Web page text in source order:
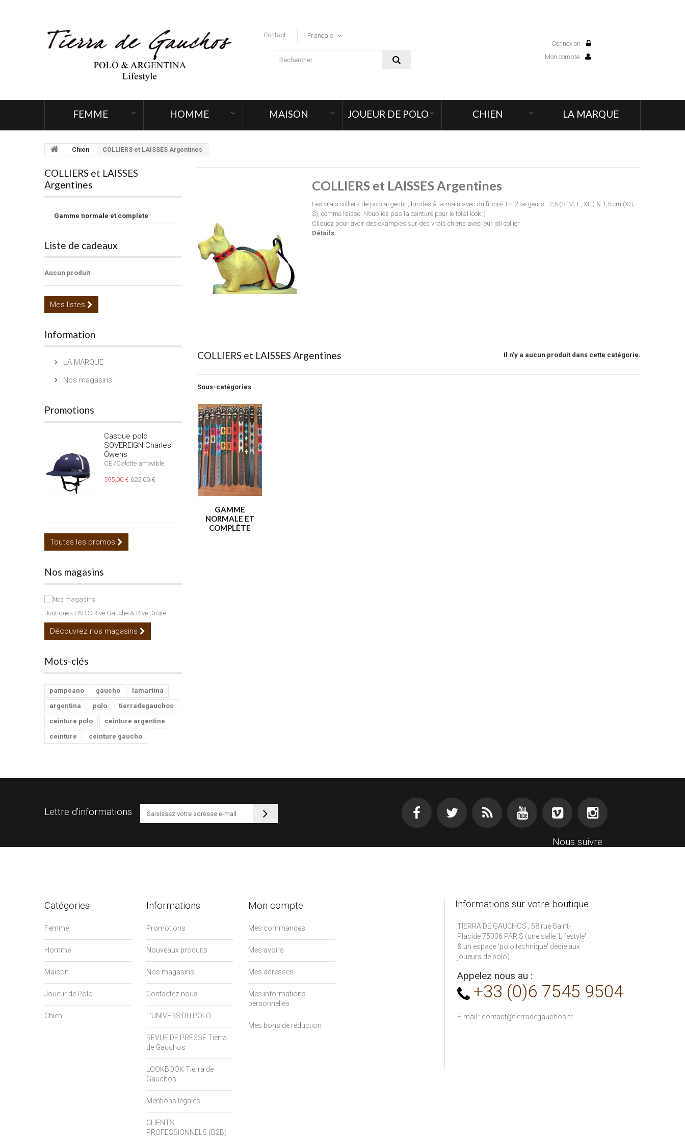
Connexion
Mon compte
Contact Français
FEMME HOMME MAISON JOUEUR DE POLO CHIEN LA MARQUE
Chien COLLIERS et LAISSES Argentines
COLLIERS et LAISSES
Argentines
Gamme normale et complète
Liste de cadeaux
Aucun produit
Mes listes
Information
LA MARQUE
Nos magasins
Promotions
Casque polo
SOVEREIGN Charles
Owens
CE /Calotte amovible
595,00 € 625,00 €
Toutes les promos
Nos magasins
Boutiques PARIS Rive Gauche & Rive Droite
Découvrez nos magasins
Mots-clés
pampeano gaucho
lamartina
argentina
polo
tierradegauchos
ceinture polo
ceinture argentine
ceinture
ceinture gaucho
COLLIERS et LAISSES Argentines
Les vrais colliers de polo argentin, brodés à la main avec du fil ciré. En 2 largeurs : 2,5 (S, M, L, XL ) & 1,5 cm (XS,
S), comme laisse. N’oubliez pas la ceinture pour le total look ;)
Cliquez pour avoir des examples sur des vrais chiens avec leur joli collier
Détails
COLLIERS et LAISSES Argentines Il n'y a aucun produit dans cette catégorie.
Sous-catégories
GAMME
NORMALE ET
COMPLÈTE
Lettre d'informations
Nous suivre
Catégories
Femme
Homme
Maison
Joueur de Polo
Chien
Informations
Promotions
Nouveaux produits
Nos magasins
Contactez-nous
L'UNIVERS DU POLO
REVUE DE PRESSE Tierra
de Gauchos
LOOKBOOK Tierra de
Gauchos
Mentions légales
CLIENTS
PROFESSIONNELS (B2B)
Mon compte
Mes commandes
Mes avoirs
Mes adresses
Mes informations
personnelles
Mes bons de réduction
Informations sur votre boutique
TIERRA DE GAUCHOS , 58 rue Saint-
Placide 75006 PARIS (une salle 'Lifestyle'
& un espace 'polo technique' dédié aux
joueurs de polo)
Appelez nous au :
+33 (0)6 7545 9504
E-mail : contact@tierradegauchos.fr